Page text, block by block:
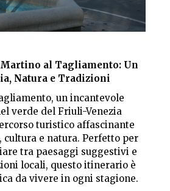
Martino al Tagliamento: Un
Natura e Tradizioni
un incantevole
verde del Friuli-Venezia
turistico affascinante
cultura e natura. Perfetto per
tra paesaggi suggestivi e
locali, questo itinerario è
da vivere in ogni stagione.